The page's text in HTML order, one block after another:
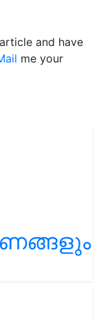
and have
me your